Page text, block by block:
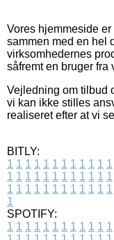
Vores hjemmeside
sammen med en hel
virksomhedernes
såfremt en bruger fra
Vejledning om tilbud
vi kan ikke stilles
realiseret efter at vi
BITLY:
1 1 1 1 1 1 1 1 1 1 1 1
1 1 1 1 1 1 1 1 1 1 1 1
1 1 1 1 1 1 1 1 1 1 1 1
1
SPOTIFY:
1 1 1 1 1 1 1 1 1 1 1 1